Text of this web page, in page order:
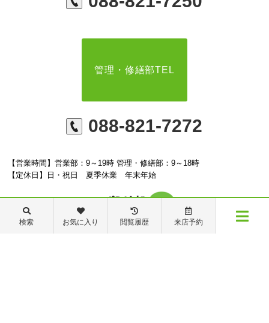
管理・修繕部TEL
088-821-7272
【営業時間】営業部：9～19時 管理・修繕部：9～18時
【定休日】日・祝日 夏季休業 年末年始
検索 お気に入り 閲覧履歴 来店予約